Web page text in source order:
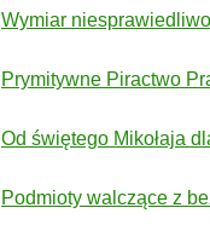
Wymiar
Prymitywne Piractwo
Od świętego Mikołaja
Podmioty walczące z